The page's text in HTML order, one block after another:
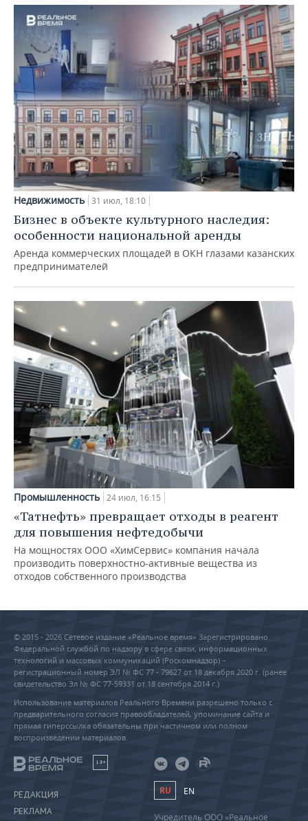
Недвижимость 31 июл, 18:10
Бизнес в объекте культурного наследия:
особенности национальной аренды
Аренда коммерческих площадей в ОКН глазами казанских
предпринимателей
Промышленность 24 июл, 16:15
«Татнефть» превращает отходы в реагент
для повышения нефтедобычи
На мощностях ООО «ХимСервис» компания начала
производить поверхностно-активные вещества из
отходов собственного производства
© 2015 - 2026 Сетевое издание «Реальное время» Зарегистрировано
Федеральной службой по надзору в сфере связи, информационных
технологий и массовых коммуникаций (Роскомнадзор) –
регистрационный номер ЭЛ № ФС 77 - 79627 от 18 декабря 2020 г. (ранее
свидетельство Эл № ФС 77-59331 от 18 сентября 2014 г.)
Использование материалов Реального Времени разрешено только с
предварительного согласия правообладателей, упоминание сайта и
прямая гиперссылка обязательны при частичном или полном
воспроизведении материалов.
18+
РЕДАКЦИЯ
РЕКЛАМА
RU EN
Учредитель ООО «Реальное